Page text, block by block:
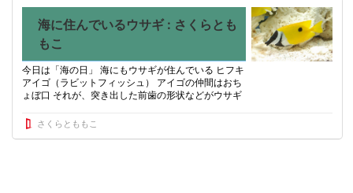
海に住んでいるウサギ : さくらとも
もこ
今日は「海の日」 海にもウサギが住んでいる ヒフキ
アイゴ（ラビットフィッシュ） アイゴの仲間はおち
ょぼ口 それが、突き出した前歯の形状などがウサギ
ばれている 太平洋や琉球諸島のサンゴ礁周辺で生息
している
さくらとももこ